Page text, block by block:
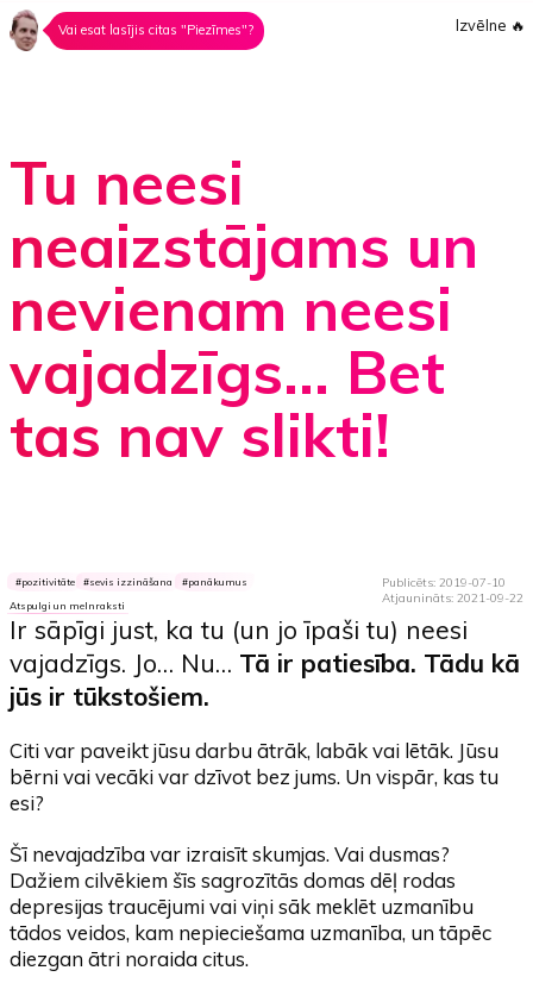
Vai esat lasījis citas "Piezīmes"? Izvēlne 🔥
Tu neesi
neaizstājams un
nevienam neesi
vajadzīgs... Bet
tas nav slikti!
Publicēts: 2019-07-10
Atjaunināts: 2021-09-22
pozitivitāte sevis izzināšana panākumus
Atspulgi un melnraksti
Ir sāpīgi just, ka tu (un jo īpaši tu) neesi
vajadzīgs. Jo… Nu… Tā ir patiesība. Tādu kā
jūs ir tūkstošiem.
Citi var paveikt jūsu darbu ātrāk, labāk vai lētāk. Jūsu
bērni vai vecāki var dzīvot bez jums. Un vispār, kas tu
esi?
Šī nevajadzība var izraisīt skumjas. Vai dusmas?
Dažiem cilvēkiem šīs sagrozītās domas dēļ rodas
depresijas traucējumi vai viņi sāk meklēt uzmanību
tādos veidos, kam nepieciešama uzmanība, un tāpēc
diezgan ātri noraida citus.